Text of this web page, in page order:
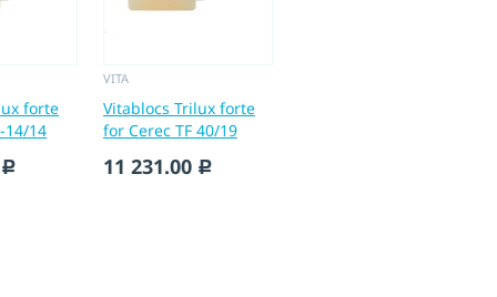
forte
14/14
c
VITA
Vitablocs Trilux forte
for Cerec TF 40/19
11 231.00 c